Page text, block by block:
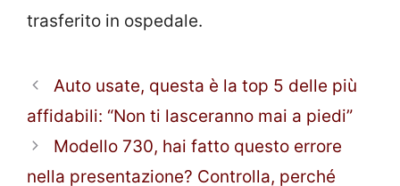
trasferito in ospedale.
Auto usate, questa è la top 5 delle più
affidabili: “Non ti lasceranno mai a piedi”
Modello 730, hai fatto questo errore
nella presentazione? Controlla, perché